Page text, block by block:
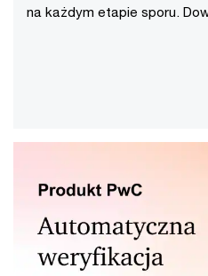
na każdym etapie sporu.